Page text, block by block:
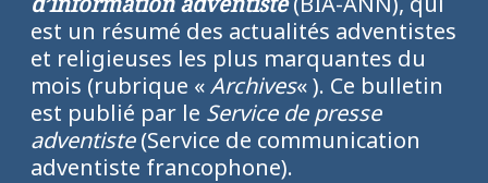
est un résumé des actualités adventistes
et religieuses les plus marquantes du
mois (rubrique «Archives« ). Ce bulletin
est publié par le Service de presse
adventiste(Service de communication
adventiste francophone).